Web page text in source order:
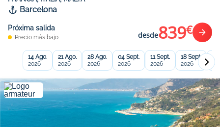
Barcelona
Próxima salida
Precio más bajo desde839€
14 Ago.
2026
21 Ago.
2026
28 Ago.
2026
04 Sept.
2026
11 Sept.
2026
18 Sept.
2026
25